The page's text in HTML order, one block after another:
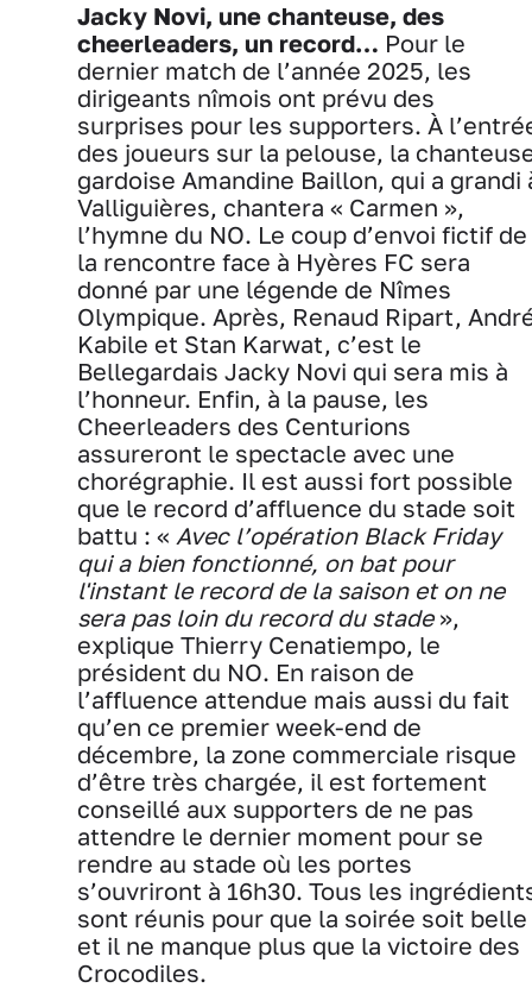
Jacky Novi, une chanteuse, des
cheerleaders, un record… Pour le
dernier match de l’année 2025, les
dirigeants nîmois ont prévu des
surprises pour les supporters. À
des joueurs sur la pelouse, la
gardoise Amandine Baillon, qui a grandi
Valliguières, chantera « Carmen »,
l’hymne du NO. Le coup d’envoi fictif de
la rencontre face à Hyères FC sera
donné par une légende de Nîmes
Olympique. Après, Renaud Ripart,
Kabile et Stan Karwat, c’est le
Bellegardais Jacky Novi qui sera mis à
l’honneur. Enfin, à la pause, les
Cheerleaders des Centurions
assureront le spectacle avec une
chorégraphie. Il est aussi fort possible
que le record d’affluence du stade soit
battu : « Avec l’opération Black Friday
qui a bien fonctionné, on bat pour
l'instant le record de la saison et on ne
sera pas loin du record du stade»,
explique Thierry Cenatiempo, le
président du NO. En raison de
l’affluence attendue mais aussi du fait
qu’en ce premier week-end de
décembre, la zone commerciale risque
d’être très chargée, il est fortement
conseillé aux supporters de ne pas
attendre le dernier moment pour se
rendre au stade où les portes
s’ouvriront à 16h30. Tous les
sont réunis pour que la soirée soit belle
et il ne manque plus que la victoire des
Crocodiles.